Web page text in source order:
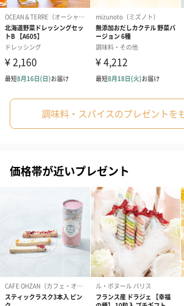
調味料・スパイスのプレゼントを
価格帯が近いプレゼント